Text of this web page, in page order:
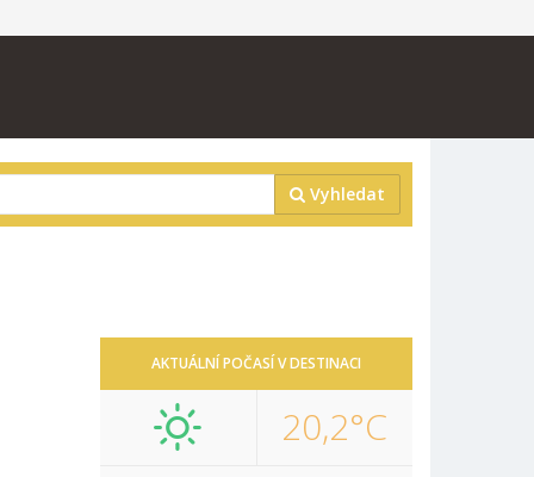
Vyhledat
AKTUÁLNÍ POČASÍ V DESTINACI
20,2°C